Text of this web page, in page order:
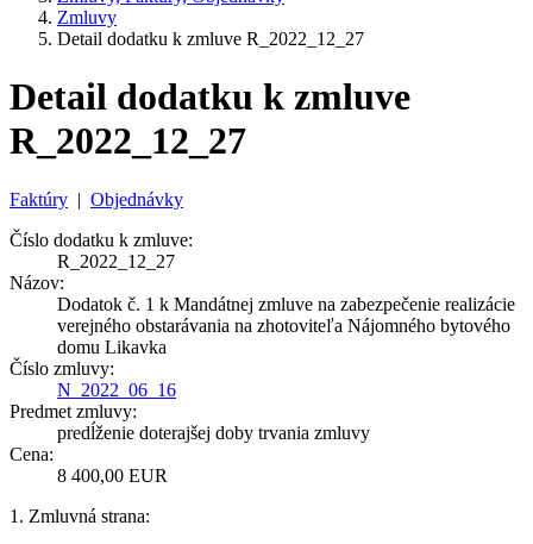
Zmluvy
Detail dodatku k zmluve R_2022_12_27
Detail dodatku k zmluve
R_2022_12_27
Faktúry | Objednávky
Číslo dodatku k zmluve:
R_2022_12_27
Názov:
Dodatok č. 1 k Mandátnej zmluve na zabezpečenie realizácie
verejného obstarávania na zhotoviteľa Nájomného bytového
domu Likavka
Číslo zmluvy:
N_2022_06_16
Predmet zmluvy:
predĺženie doterajšej doby trvania zmluvy
Cena:
8 400,00 EUR
1. Zmluvná strana: